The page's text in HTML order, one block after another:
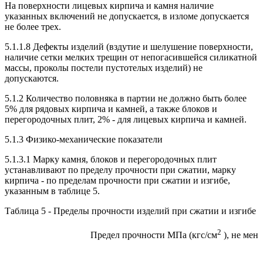
На поверхности лицевых кирпича и камня наличие
указанных включений не допускается, в изломе допускается
не более трех.
5.1.1.8 Дефекты изделий (вздутие и шелушение поверхности,
наличие сетки мелких трещин от непогасившейся силикатной
массы, проколы постели пустотелых изделий) не
допускаются.
5.1.2 Количество половняка в партии не должно быть более
5% для рядовых кирпича и камней, а также блоков и
перегородочных плит, 2% - для лицевых кирпича и камней.
5.1.3 Физико-механические показатели
5.1.3.1 Марку камня, блоков и перегородочных плит
устанавливают по пределу прочности при сжатии, марку
кирпича - по пределам прочности при сжатии и изгибе,
указанным в таблице 5.
Таблица 5 - Пределы прочности изделий при сжатии и изгибе
Предел прочности МПа (кгс/см2 ), не